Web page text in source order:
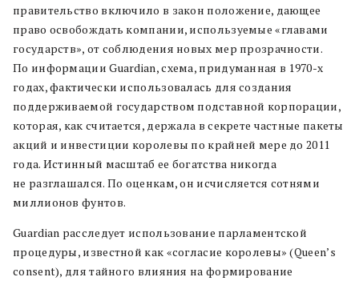
правительство включило в закон положение, дающее
право освобождать компании, используемые «главами
государств», от соблюдения новых мер прозрачности.
По информации Guardian, схема, придуманная в 1970-х
годах, фактически использовалась для создания
поддерживаемой государством подставной корпорации,
которая, как считается, держала в секрете частные пакеты
акций и инвестиции королевы по крайней мере до 2011
года. Истинный масштаб ее богатства никогда
не разглашался. По оценкам, он исчисляется сотнями
миллионов фунтов.
Guardian расследует использование парламентской
процедуры, известной как «согласие королевы» (Queen’s
consent), для тайного влияния на формирование